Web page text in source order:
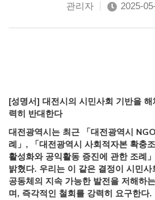
관리자 2025-
[성명서] 대전시의 시민사회 기반을
력히 반대한다
대전광역시는 최근 「대전광역시
례」, 「대전광역시 사회적자본 확충
활성화와 공익활동 증진에 관한 조례
밝혔다. 우리는 이 같은 결정이 시민
공동체의 지속 가능한 발전을 저해하
며, 즉각적인 철회를 강력히 요구한다.